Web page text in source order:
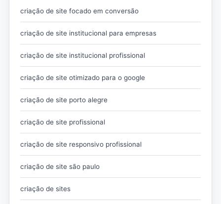
criação de site focado em conversão
criação de site institucional para empresas
criação de site institucional profissional
criação de site otimizado para o google
criação de site porto alegre
criação de site profissional
criação de site responsivo profissional
criação de site são paulo
criação de sites